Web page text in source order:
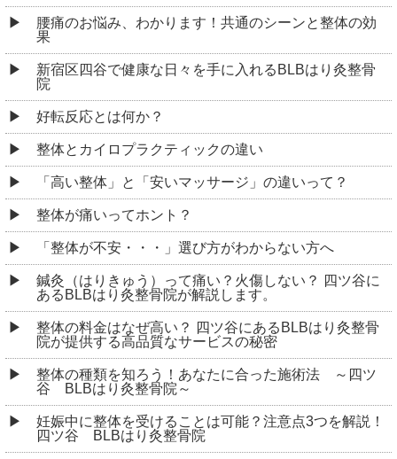
腰痛のお悩み、わかります！共通のシーンと整体の効
果
新宿区四谷で健康な日々を手に入れるBLBはり灸整骨
院
好転反応とは何か？
整体とカイロプラクティックの違い
「高い整体」と「安いマッサージ」の違いって？
整体が痛いってホント？
「整体が不安・・・」選び方がわからない方へ
鍼灸（はりきゅう）って痛い？火傷しない？ 四ツ谷に
あるBLBはり灸整骨院が解説します。
整体の料金はなぜ高い？ 四ツ谷にあるBLBはり灸整骨
院が提供する高品質なサービスの秘密
整体の種類を知ろう！あなたに合った施術法 ～四ツ
谷 BLBはり灸整骨院～
妊娠中に整体を受けることは可能？注意点3つを解説！
四ツ谷 BLBはり灸整骨院